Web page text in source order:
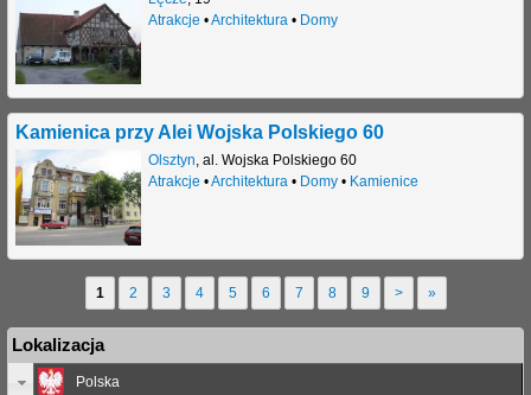
Atrakcje •Architektura • Domy
Kamienica przy Alei Wojska Polskiego 60
Olsztyn al. Wojska Polskiego 60
Atrakcje •Architektura • Domy• Kamienice
1 2 3 4 5 6 7 8 9 > »
Lokalizacja
Polska